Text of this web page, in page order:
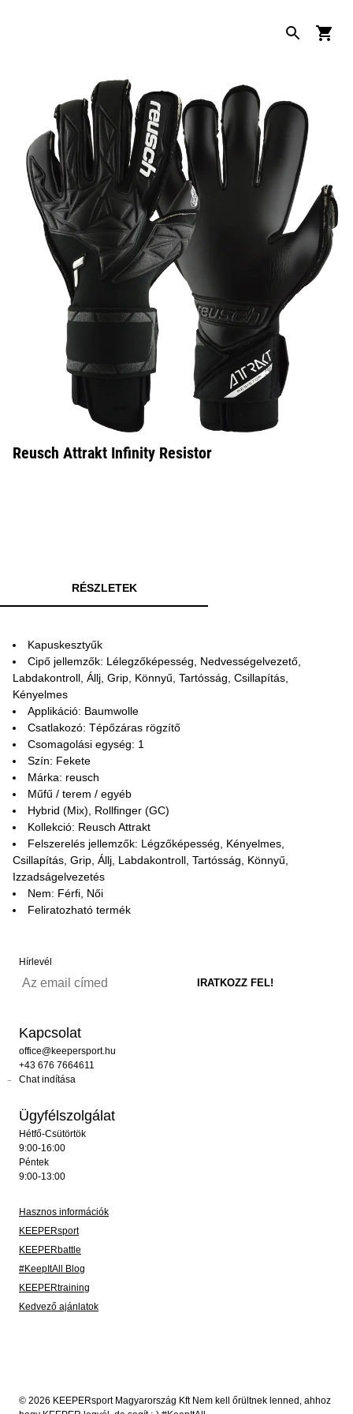
Reusch Attrakt Infinity Resistor
RÉSZLETEK
Kapuskesztyűk
Cipő jellemzők: Lélegzőképesség, Nedvességelvezető,
Labdakontroll, Állj, Grip, Könnyű, Tartósság, Csillapítás,
Kényelmes
Applikáció: Baumwolle
Csatlakozó: Tépőzáras rögzítő
Csomagolási egység: 1
Szín: Fekete
Márka: reusch
Műfű / terem / egyéb
Hybrid (Mix), Rollfinger (GC)
Kollekció: Reusch Attrakt
Felszerelés jellemzők: Légzőképesség, Kényelmes,
Csillapítás, Grip, Állj, Labdakontroll, Tartósság, Könnyű,
Izzadságelvezetés
Nem: Férfi, Női
Feliratozható termék
Hírlevél
Kapcsolat
office@keepersport.hu
+43 676 7664611
Chat indítása
Ügyfélszolgálat
Hétfő-Csütörtök
9:00-16:00
Péntek
9:00-13:00
Hasznos információk
KEEPERsport
KEEPERbattle
#KeepItAll Blog
KEEPERtraining
Kedvező ajánlatok
© 2026 KEEPERsport Magyarország Kft Nem kell őrültnek lenned, ahhoz